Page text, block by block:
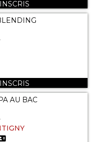
AU BAC